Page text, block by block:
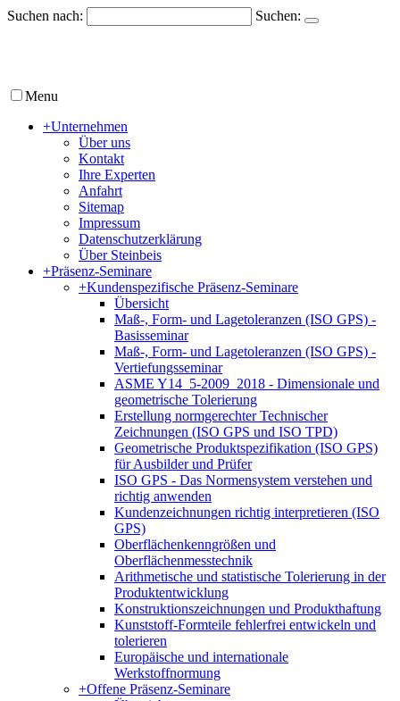
Suchen nach: Suchen:
Menu
+Unternehmen
Über uns
Kontakt
Ihre Experten
Anfahrt
Sitemap
Impressum
Datenschutzerklärung
Über Steinbeis
+Präsenz-Seminare
+Kundenspezifische Präsenz-Seminare
Übersicht
Maß-, Form- und Lagetoleranzen (ISO GPS) -
Basisseminar
Maß-, Form- und Lagetoleranzen (ISO GPS) -
Vertiefungsseminar
ASME Y14_5-2009_2018 - Dimensionale und
geometrische Tolerierung
Erstellung normgerechter Technischer
Zeichnungen (ISO GPS und ISO TPD)
Geometrische Produktspezifikation (ISO GPS)
für Ausbilder und Prüfer
ISO GPS - Das Normensystem verstehen und
richtig anwenden
Kundenzeichnungen richtig interpretieren (ISO
GPS)
Oberflächenkenngrößen und
Oberflächenmesstechnik
Arithmetische und statistische Tolerierung in der
Produktentwicklung
Konstruktionszeichnungen und Produkthaftung
Kunststoff-Formteile fehlerfrei entwickeln und
tolerieren
Europäische und internationale
Werkstoffnormung
+Offene Präsenz-Seminare